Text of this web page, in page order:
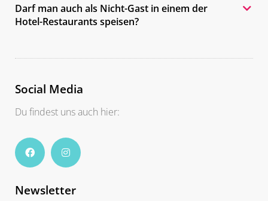
Darf man auch als Nicht-Gast in einem der
Hotel-Restaurants speisen?
Social Media
Du findest uns auch hier:
Newsletter